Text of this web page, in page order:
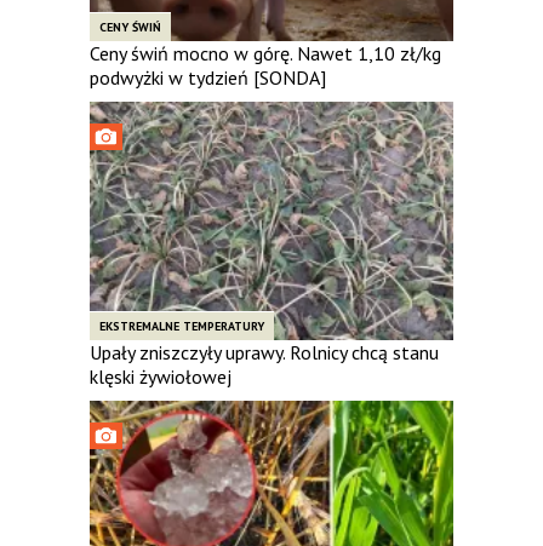
CENY ŚWIŃ
Ceny świń mocno w górę. Nawet 1,10 zł/kg
podwyżki w tydzień [SONDA]
EKSTREMALNE TEMPERATURY
Upały zniszczyły uprawy. Rolnicy chcą stanu
klęski żywiołowej